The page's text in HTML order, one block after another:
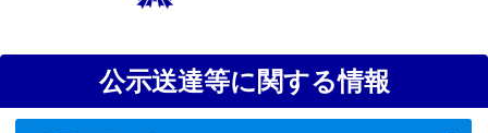
公示送達等に関する情報